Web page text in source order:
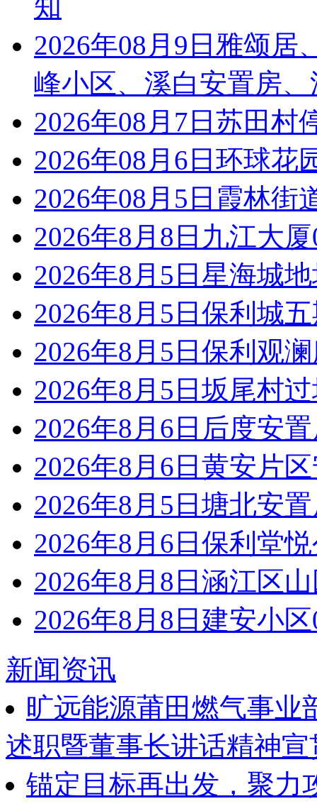
知
2026年08月9日雅颂居
峰小区、溪白安置房
2026年08月7日苏田村
2026年08月6日环球花
2026年08月5日霞林街
2026年8月8日九江大
2026年8月5日星海城
2026年8月5日保利城
2026年8月5日保利观
2026年8月5日坂尾村
2026年8月6日后度安
2026年8月6日黄安片
2026年8月5日塘北安
2026年8月6日保利堂
2026年8月8日涵江区
2026年8月8日建安小
新闻资讯
旷远能源莆田燃气事业
述职暨董事长讲话精神
锚定目标再出发，聚力